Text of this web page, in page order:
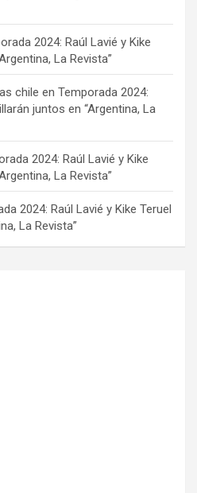
2024: Raúl Lavié y Kike
La Revista”
chile en Temporada 2024:
juntos en “Argentina, La
2024: Raúl Lavié y Kike
La Revista”
2024: Raúl Lavié y Kike Teruel
La Revista”